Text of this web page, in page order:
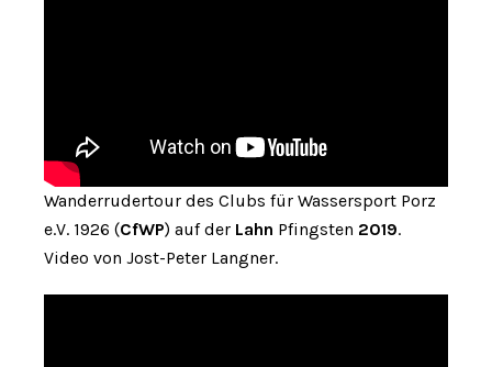
Wanderrudertour des Clubs für Wassersport Porz
e.V. 1926 (CfWP) auf der Lahn Pfingsten 2019.
Video von Jost-Peter Langner.